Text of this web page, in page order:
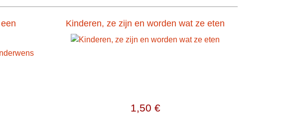
Kinderen, ze zijn en worden wat ze eten
1,50 €